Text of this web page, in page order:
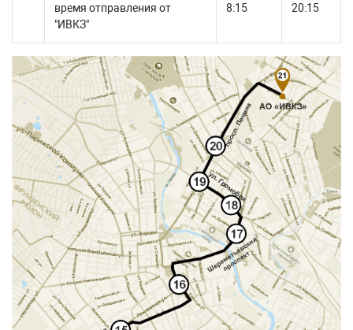
время отправления от
"ИВКЗ"
8:15 20:15